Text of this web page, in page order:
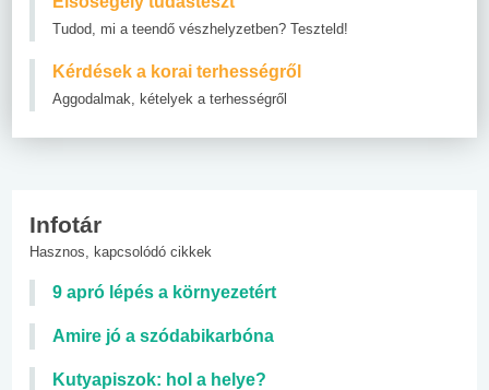
Tudod, mi a teendő vészhelyzetben? Teszteld!
Kérdések a korai terhességről
Aggodalmak, kételyek a terhességről
Infotár
Hasznos, kapcsolódó cikkek
9 apró lépés a környezetért
Amire jó a szódabikarbóna
Kutyapiszok: hol a helye?